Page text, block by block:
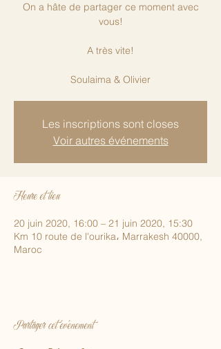
On a hâte de partager ce moment avec
vous!
A très vite!
Soulaima & Olivier
Les inscriptions sont closes
Voir autres événements
Heure et lieu
20 juin 2020, 16:00 – 21 juin 2020, 15:30
Km 10 route de l'ourika، Marrakesh 40000,
Maroc
Partager cet événement